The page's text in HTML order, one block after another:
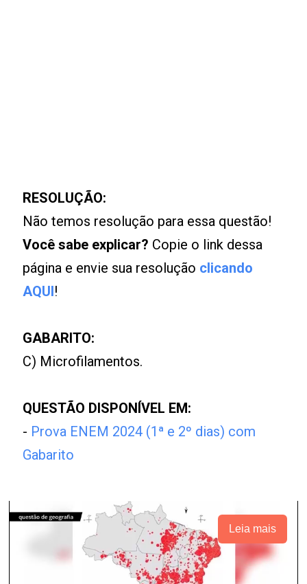
RESOLUÇÃO:
Não temos resolução para essa questão!
Você sabe explicar? Copie o link dessa
página e envie sua resolução clicando
AQUI!
GABARITO:
C) Microfilamentos.
QUESTÃO DISPONÍVEL EM:
- Prova ENEM 2024 (1ª e 2º dias) com
Gabarito
Leia mais